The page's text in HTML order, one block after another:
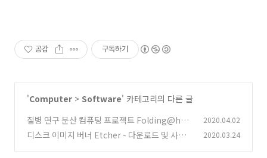
공감 구독하기
'Computer > Software' 카테고리의 다른 글
질병 연구 분산 컴퓨팅 프로젝트 Folding@ho
me - 1. 설치
(0)
2020.04.02
디스크 이미지 버너 Etcher - 다운로드 및 사용
2020.03.24